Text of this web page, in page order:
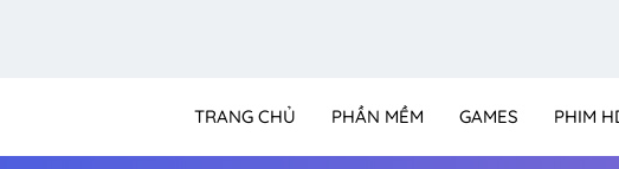
TRANG CHỦ PHẦN MỀM GAMES PHIM